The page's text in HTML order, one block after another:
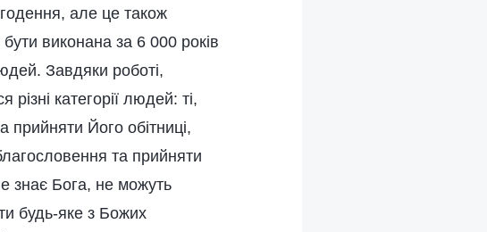
але це також
виконана за 6 000 років
Завдяки роботі,
категорії людей: ті,
Його обітниці,
та прийняти
знає Бога, не можуть
будь-яке з Божих